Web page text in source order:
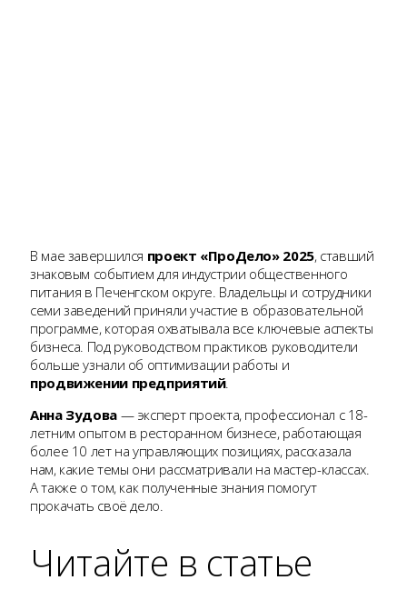
В мае завершился проект «ПроДело» 2025, ставший
знаковым событием для индустрии общественного
питания в Печенгском округе. Владельцы и сотрудники
семи заведений приняли участие в образовательной
программе, которая охватывала все ключевые аспекты
бизнеса. Под руководством практиков руководители
больше узнали об оптимизации работы и
продвижении предприятий.
Анна Зудова— эксперт проекта, профессионал с 18-
летним опытом в ресторанном бизнесе, работающая
более 10 лет на управляющих позициях, рассказала
нам, какие темы они рассматривали на мастер-классах.
А также о том, как полученные знания помогут
прокачать своё дело.
Читайте в статье